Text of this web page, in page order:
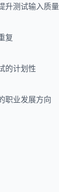
升测试输入质量
复
的计划性
职业发展方向